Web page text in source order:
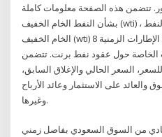
تتضمن هذه الصفحة معلومات كاملة
بشأن النفط الخام الخفيف (wti) ، متضمنة الرسم البياني المباشر للـالنفط
الخام الخفيف (wti) و ديناميكيات الشارت باختيار أي من الإطارات الزمنية 8
الخاصة حول عقود نفط برنت. تتضمن
السعر الحالي والإغلاق السابق،
والعائد على الاستثمار وعائد الأرباح
وغيرها.
من السوق السعودي بفاصل زمني